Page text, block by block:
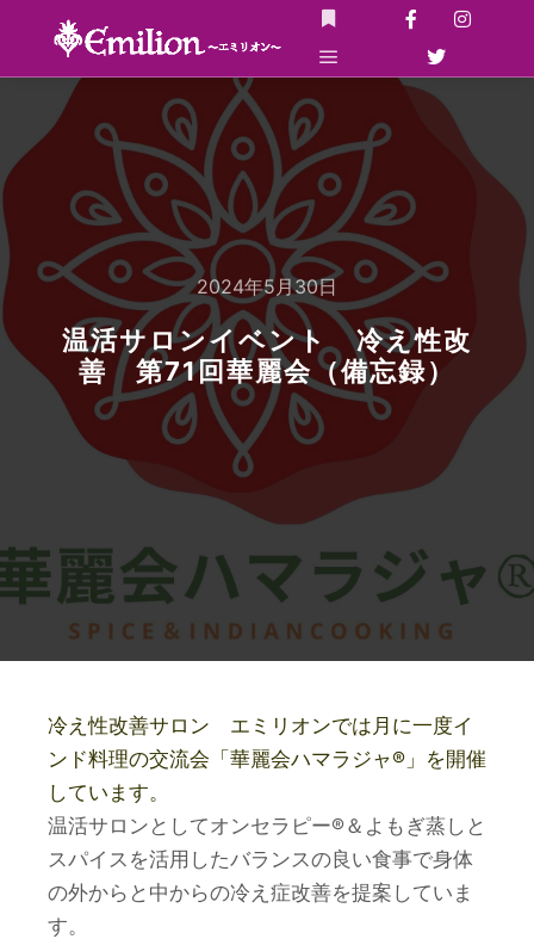
詳細
メインメニュー
2024年5月30日
温活サロンイベント 冷え性改
善 第71回華麗会（備忘録）
冷え性改善サロン エミリオンでは月に一度イ
ンド料理の交流会「華麗会ハマラジャ®」を開催
しています。
温活サロンとしてオンセラピー®＆よもぎ蒸しと
スパイスを活用したバランスの良い食事で身体
の外からと中からの冷え症改善を提案していま
す。